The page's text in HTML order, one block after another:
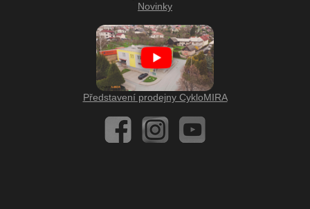
Novinky
Představení prodejny CykloMIRA